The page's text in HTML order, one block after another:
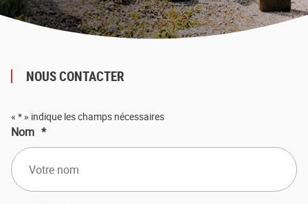
NOUS CONTACTER
« * » indique les champs nécessaires
Nom *